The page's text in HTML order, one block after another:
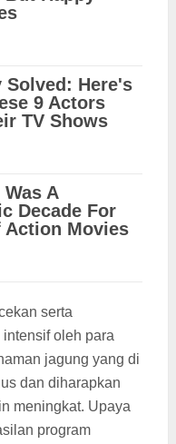
serta
oleh para
jagung yang di
dan diharapkan
meningkat. Upaya
program